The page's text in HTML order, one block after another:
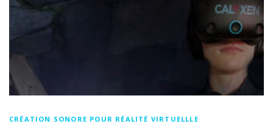
CRÉATION SONORE POUR RÉALITÉ VIRTUELLLE